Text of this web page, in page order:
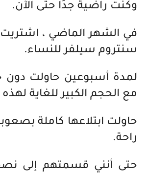
وكنت راضية جدًا حتى الآن.
في الشهر الماضي ،
سنتروم سيلفر للنساء.
لمدة أسبوعين حاولت دون
مع الحجم الكبير للغاية
حاولت ابتلاعها كاملة
راحة.
حتى أنني قسمتهم إلى